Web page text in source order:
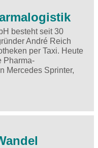
besteht seit 30
André Reich
per Taxi. Heute
Pharma-
Mercedes Sprinter,